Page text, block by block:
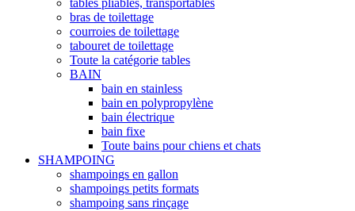
tables pliables, transportables
bras de toilettage
courroies de toilettage
tabouret de toilettage
Toute la catégorie tables
BAIN
bain en stainless
bain en polypropylène
bain électrique
bain fixe
Toute bains pour chiens et chats
SHAMPOING
shampoings en gallon
shampoings petits formats
shampoing sans rinçage